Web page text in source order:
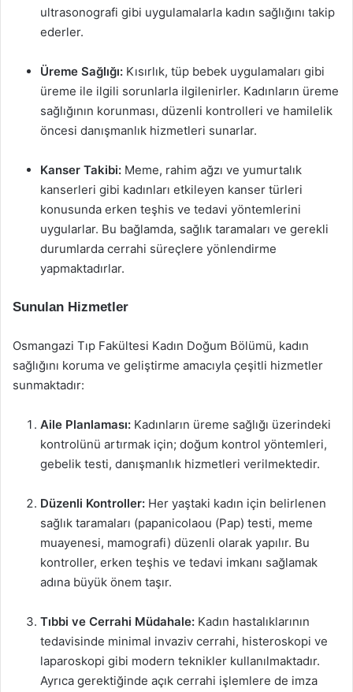
ultrasonografi gibi uygulamalarla kadın sağlığını takip
ederler.
Üreme Sağlığı: Kısırlık, tüp bebek uygulamaları gibi
üreme ile ilgili sorunlarla ilgilenirler. Kadınların üreme
sağlığının korunması, düzenli kontrolleri ve hamilelik
öncesi danışmanlık hizmetleri sunarlar.
Kanser Takibi: Meme, rahim ağzı ve yumurtalık
kanserleri gibi kadınları etkileyen kanser türleri
konusunda erken teşhis ve tedavi yöntemlerini
uygularlar. Bu bağlamda, sağlık taramaları ve gerekli
durumlarda cerrahi süreçlere yönlendirme
yapmaktadırlar.
Sunulan Hizmetler
Osmangazi Tıp Fakültesi Kadın Doğum Bölümü, kadın
sağlığını koruma ve geliştirme amacıyla çeşitli hizmetler
sunmaktadır:
Aile Planlaması: Kadınların üreme sağlığı üzerindeki
kontrolünü artırmak için; doğum kontrol yöntemleri,
gebelik testi, danışmanlık hizmetleri verilmektedir.
Düzenli Kontroller: Her yaştaki kadın için belirlenen
sağlık taramaları (papanicolaou (Pap) testi, meme
muayenesi, mamografi) düzenli olarak yapılır. Bu
kontroller, erken teşhis ve tedavi imkanı sağlamak
adına büyük önem taşır.
Tıbbi ve Cerrahi Müdahale: Kadın hastalıklarının
tedavisinde minimal invaziv cerrahi, histeroskopi ve
laparoskopi gibi modern teknikler kullanılmaktadır.
Ayrıca gerektiğinde açık cerrahi işlemlere de imza